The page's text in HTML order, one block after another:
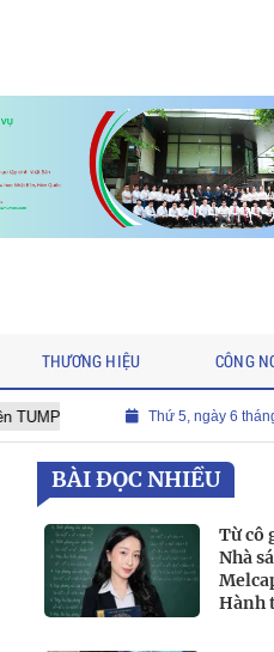
Ra mắt cuốn sách “Fidel Castro Ruz:
Thứ 5, ngày 6
THƯƠNG HIỆU CÔNG
BÀI ĐỌC NHIỀU
Từ cô
Nhà
Hành